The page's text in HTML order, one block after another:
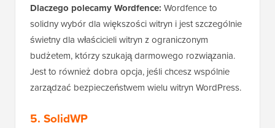
Dlaczego polecamy Wordfence: Wordfence to
solidny wybór dla większości witryn i jest szczególnie
świetny dla właścicieli witryn z ograniczonym
budżetem, którzy szukają darmowego rozwiązania.
Jest to również dobra opcja, jeśli chcesz wspólnie
zarządzać bezpieczeństwem wielu witryn WordPress.
5. SolidWP